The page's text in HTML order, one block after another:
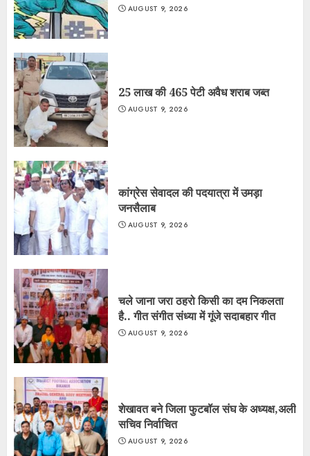
AUGUST 9, 2026
25 लाख की 465 पेटी अवैध शराब जब्त
AUGUST 9, 2026
कांग्रेस सेवादल की पदयात्रा में उमड़ा
जनसैलाब
AUGUST 9, 2026
चले जाना जरा ठहरो किसी का दम निकलता
है.. गीत संगीत संध्या में गूंजे सदाबहार गीत
AUGUST 9, 2026
शेखावत बने जिला फुटबॉल संघ के अध्यक्ष,अली
सचिव निर्वाचित
AUGUST 9, 2026